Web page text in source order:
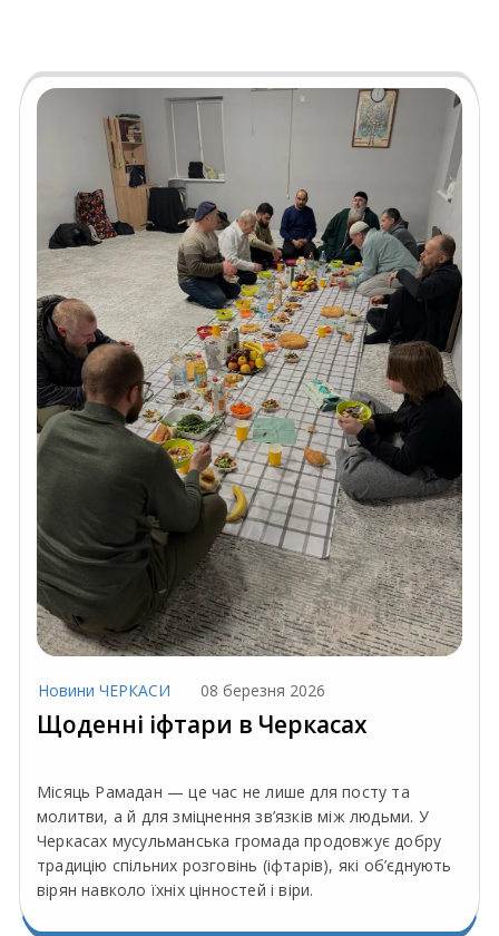
Новини ЧЕРКАСИ 08 березня 2026
Щоденні іфтари в Черкасах
Місяць Рамадан — це час не лише для посту та
молитви, а й для зміцнення зв’язків між людьми. У
Черкасах мусульманська громада продовжує добру
традицію спільних розговінь (іфтарів), які об’єднують
вірян навколо їхніх цінностей і віри.